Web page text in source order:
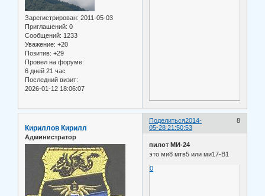
Зарегистрирован: 2011-05-03
Приглашений: 0
Сообщений: 1233
Уважение: +20
Позитив: +29
Провел на форуме:
6 дней 21 час
Последний визит:
2026-01-12 18:06:07
Поделиться 8
2014-
05-28 21:50:53
Кириллов Кирилл
Администратор
пилот МИ-24
это ми8 мтв5 или ми17-В1
0